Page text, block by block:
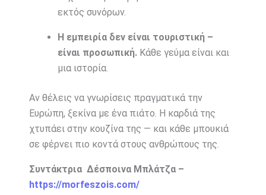
εκτός συνόρων.
Η εμπειρία δεν είναι τουριστική –
είναι προσωπική.Κάθε γεύμα είναι και
μια ιστορία.
Αν θέλεις να γνωρίσεις πραγματικά την
Ευρώπη, ξεκίνα με ένα πιάτο. Η καρδιά της
χτυπάει στην κουζίνα της — και κάθε μπουκιά
σε φέρνει πιο κοντά στους ανθρώπους της.
Συντάκτρια Δέσποινα Μπλάτζα –
https://morfeszois.com/